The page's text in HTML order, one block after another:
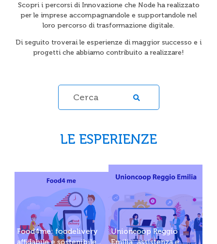
Scopri i percorsi di Innovazione che Node ha realizzato
per le imprese accompagnandole e supportandole nel
loro percorso di trasformazione digitale.
Di seguito troverai le esperienze di maggior successo e i
progetti che abbiamo contribuito a realizzare!
LE ESPERIENZE
Food4me: foodelivery
affidabile e sostenibile...
Unioncoop Reggio
Emilia: assistenza e...